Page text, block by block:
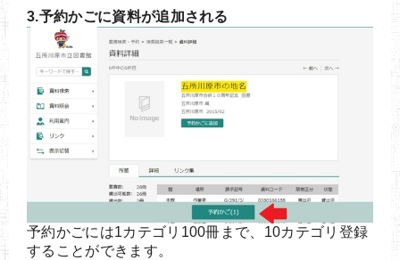
3.予約かごに資料が追加される
予約かごには1カテゴリ100冊まで、10カテゴリ登録
することができます。